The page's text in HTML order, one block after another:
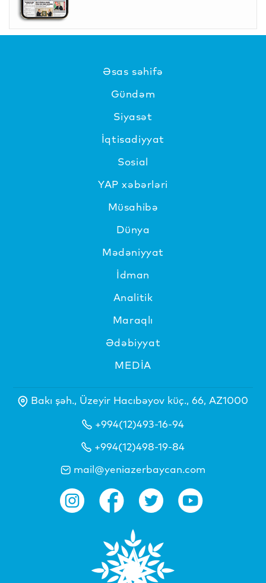
Əsas səhifə
Gündəm
Siyasət
İqtisadiyyat
Sosial
YAP xəbərləri
Müsahibə
Dünya
Mədəniyyat
İdman
Analitik
Maraqlı
Ədəbiyyat
MEDİA
Bakı şəh., Üzeyir Hacıbəyov küç., 66, AZ1000
+994(12)493-16-94
+994(12)498-19-84
mail@yeniazerbaycan.com